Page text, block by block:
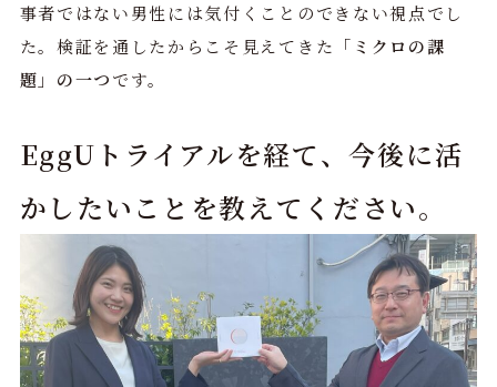
事者ではない男性には気付くことのできない視点でし
た。検証を通したからこそ見えてきた「 ミクロの課
題」の一つです。
EggUトライアルを経て、今後に活
かしたいことを教えてください。